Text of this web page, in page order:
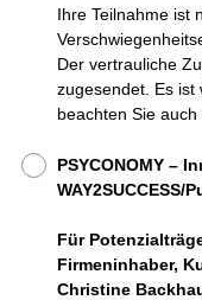
Ihre Teilnahme ist nur nach Angebotsbestätigung und
Der vertrauliche
zugesendet. Es ist
beachten Sie auch
PSYCONOMY –
WAY2SUCCESS/
Für
Firmeninhaber,
Christine